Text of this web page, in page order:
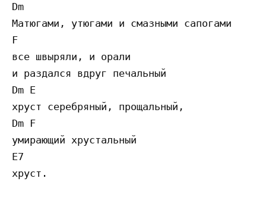
Dm
Матюгами, утюгами и смазными сапогами
F
все швыряли, и орали
и раздался вдруг печальный
Dm E
хруст серебряный, прощальный,
Dm F
умирающий хрустальный
E7
хруст.